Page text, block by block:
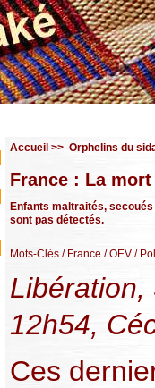
Accueil >> Orphelins du
France : La
Enfants maltraités, secoués
sont pas détectés.
Mots-Clés / France / OEV /
Libération,
12h54,
Ces